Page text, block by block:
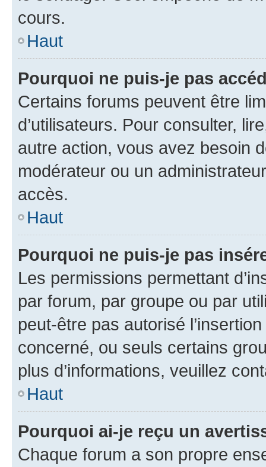
cours.
Haut
Pourquoi ne puis-je pas
Certains forums peuvent être
d’utilisateurs. Pour consulter,
autre action, vous avez besoin
modérateur ou un
accès.
Haut
Pourquoi ne puis-je pas
Les permissions permettant
par forum, par groupe ou par
peut-être pas autorisé
concerné, ou seuls certains
plus d’informations, veuillez
Haut
Pourquoi ai-je reçu un
Chaque forum a son propre